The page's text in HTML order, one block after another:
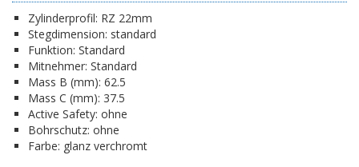
Zylinderprofil: RZ 22mm
Stegdimension: standard
Funktion: Standard
Mitnehmer: Standard
Mass B (mm): 62.5
Mass C (mm): 37.5
Active Safety: ohne
Bohrschutz: ohne
Farbe: glanz verchromt